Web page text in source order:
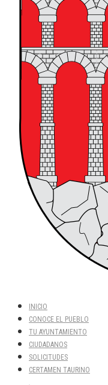
INICIO
CONOCE EL PUEBLO
TU AYUNTAMIENTO
CIUDADANOS
SOLICITUDES
CERTAMEN TAURINO